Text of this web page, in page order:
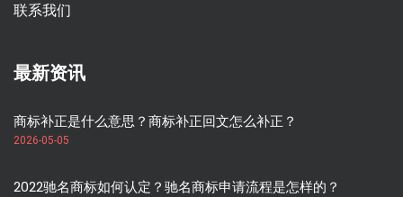
联系我们
最新资讯
商标补正是什么意思？商标补正回文怎么补正？
2026-05-05
2022驰名商标如何认定？驰名商标申请流程是怎样的？